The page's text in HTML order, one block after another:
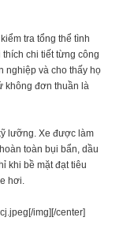
tra tổng thể tình
chi tiết từng công
nghiệp và cho thấy họ
không đơn thuần là
lưỡng. Xe được làm
toàn bụi bẩn, dầu
khi bề mặt đạt tiêu
hơi.
img][/center]